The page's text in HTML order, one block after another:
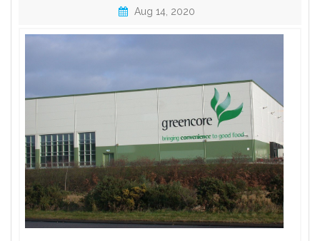
Gallery
Aug 14, 2020